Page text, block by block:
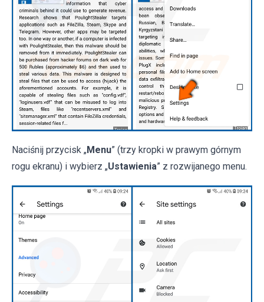
Naciśnij przycisk „Menu” (trzy kropki w prawym górnym
rogu ekranu) i wybierz „Ustawienia” z rozwijanego menu.